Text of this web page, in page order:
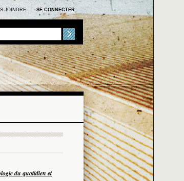
SE CONNECTER
JOINDRE
du quotidien et